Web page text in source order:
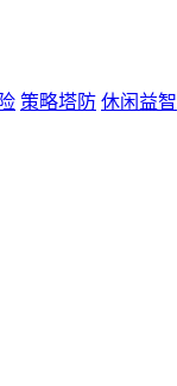
策略塔防 休闲益智